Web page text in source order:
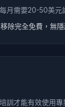
月需要20-50美元
除完全免費，無
訓才能有效使用